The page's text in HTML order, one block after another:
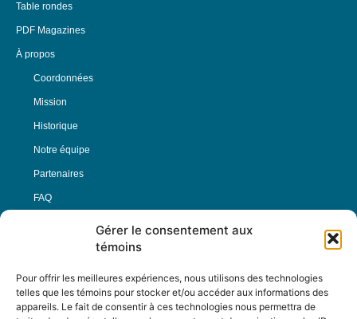
Gérer le consentement aux
témoins
Pour offrir les meilleures expériences, nous utilisons des technologies
telles que les témoins pour stocker et/ou accéder aux informations des
appareils. Le fait de consentir à ces technologies nous permettra de
Table rondes
PDF Magazines
À propos
Coordonnées
Mission
Historique
Notre équipe
Partenaires
FAQ